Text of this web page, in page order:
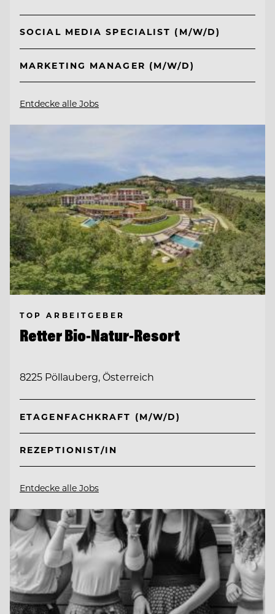
SOCIAL MEDIA SPECIALIST (M/W/D)
MARKETING MANAGER (M/W/D)
Entdecke alle Jobs
TOP ARBEITGEBER
Retter Bio-Natur-Resort
8225 Pöllauberg, Österreich
ETAGENFACHKRAFT (M/W/D)
REZEPTIONIST/IN
Entdecke alle Jobs